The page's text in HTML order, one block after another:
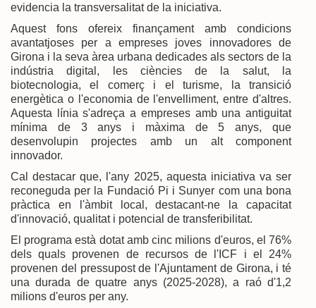
evidencia la transversalitat de la iniciativa.
Aquest fons ofereix finançament amb condicions
avantatjoses per a empreses joves innovadores de
Girona i la seva àrea urbana dedicades als sectors de la
indústria digital, les ciències de la salut, la
biotecnologia, el comerç i el turisme, la transició
energètica o l'economia de l'envelliment, entre d'altres.
Aquesta línia s'adreça a empreses amb una antiguitat
mínima de 3 anys i màxima de 5 anys, que
desenvolupin projectes amb un alt component
innovador.
Cal destacar que, l'any 2025, aquesta iniciativa va ser
reconeguda per la Fundació Pi i Sunyer com una bona
pràctica en l'àmbit local, destacant-ne la capacitat
d'innovació, qualitat i potencial de transferibilitat.
El programa està dotat amb cinc milions d'euros, el 76%
dels quals provenen de recursos de l'ICF i el 24%
provenen del pressupost de l'Ajuntament de Girona, i té
una durada de quatre anys (2025-2028), a raó d'1,2
milions d'euros per any.